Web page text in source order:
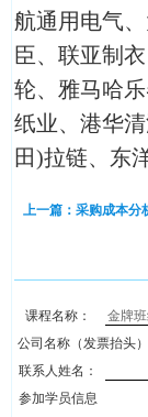
航通用电气
臣、联亚制
轮、雅马哈
纸业、港华
田)拉链、东
上一篇：采购成本分
课程名称：
公司名称（发票抬头）
联系人姓名：
参加学员信息